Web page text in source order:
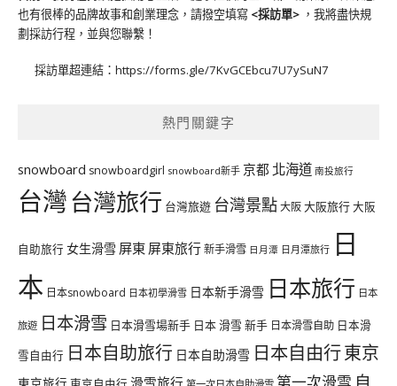
也有很棒的品牌故事和創業理念，請撥空填寫 <採訪單> ，我將盡快規
劃採訪行程，並與您聯繫！
採訪單超連結： https://forms.gle/7KvGCEbcu7U7ySuN7
熱門關鍵字
snowboard snowboardgirl snowboard新手 京都 北海道 南投旅行
台灣台灣旅行 台灣旅遊 台灣景點大阪大阪旅行大阪
自助旅行 女生滑雪 屏東 屏東旅行新手滑雪 日月潭 日月潭旅行 日
本 日本snowboard 日本初學滑雪 日本新手滑雪 日本旅行 日本
旅遊 日本滑雪 日本滑雪場新手 日本 滑雪 新手 日本滑雪自助 日本滑
雪自由行 日本自助旅行 日本自助滑雪 日本自由行東京
滑雪旅行 第一次滑雪 自